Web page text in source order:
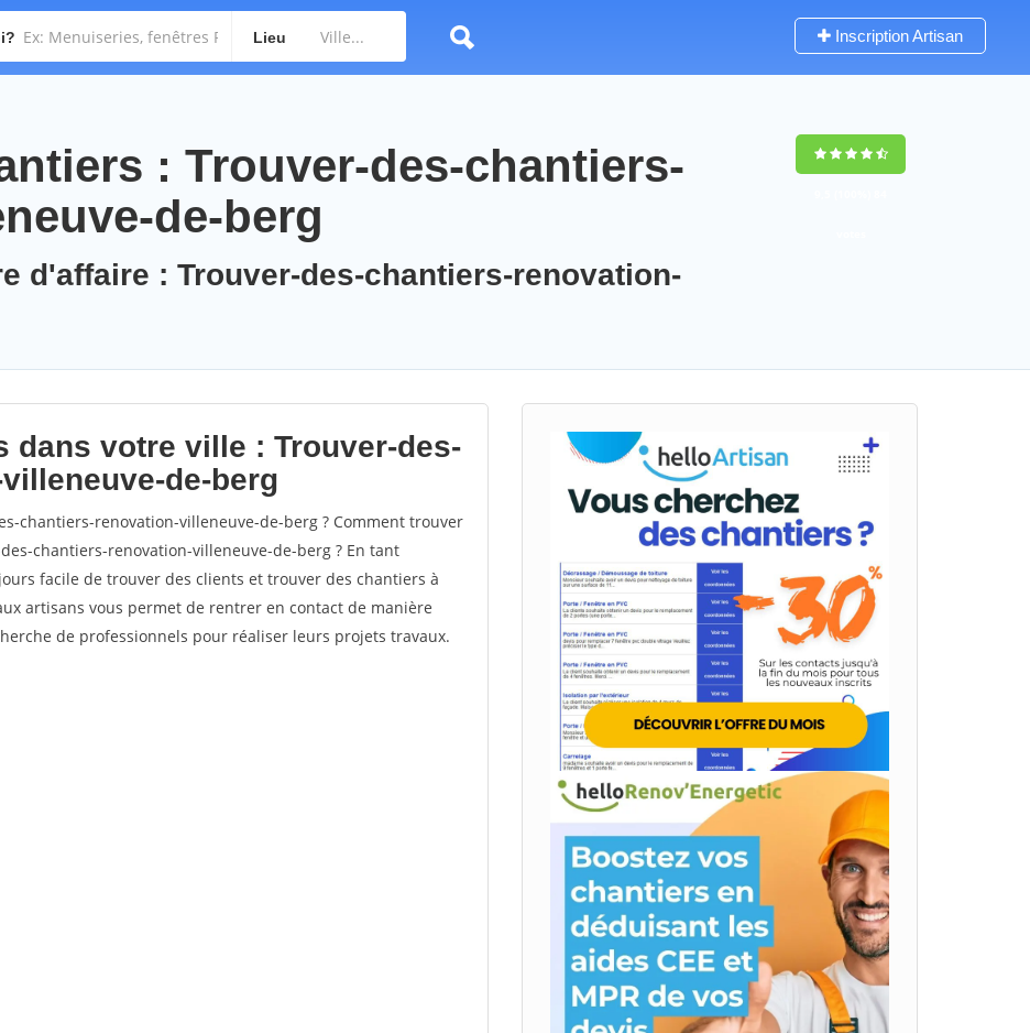
Lieu Inscription Artisan
: Trouver-des-chantiers-
de-berg
d'affaire : Trouver-des-chantiers-renovation-
dans votre ville : Trouver-des-
de-berg
chantiers-renovation-villeneuve-de-berg ? Comment trouver
chantiers-renovation-villeneuve-de-berg ? En tant
facile de trouver des clients et trouver des chantiers à
artisans vous permet de rentrer en contact de manière
de professionnels pour réaliser leurs projets travaux.